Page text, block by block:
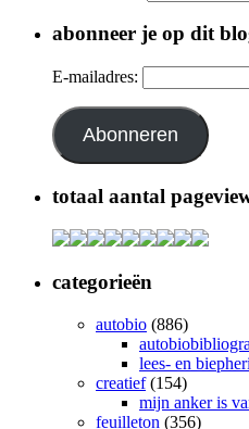
abonneer je op dit
E-mailadres:
Abonneren
totaal aantal
categorieën
autobio (886)
lees- en
creatief(154)
mijn anker is
feuilleton (356)